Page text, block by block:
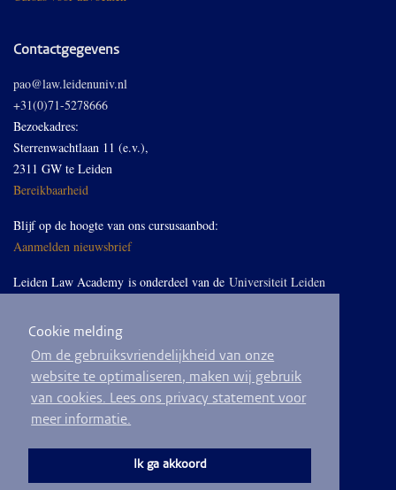
Cookie melding
Om de gebruiksvriendelijkheid van onze
website te optimaliseren, maken wij gebruik
van cookies. Lees ons privacy statement voor
meer informatie.
Ik ga akkoord
Contactgegevens
pao@law.leidenuniv.nl
+31(0)71-5278666
Bezoekadres:
Sterrenwachtlaan 11 (e.v.),
2311 GW te Leiden
Bereikbaarheid
Blijf op de hoogte van ons cursusaanbod:
Aanmelden nieuwsbrief
Leiden Law Academy is onderdeel van de Universiteit Leiden
Volg ons op LinkedIn
© 2026
Privacyverklaring
Algemene voorwaarden
Sitemap